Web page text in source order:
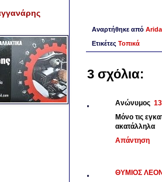
Αναρτήθηκε από
Ετικέτες Τοπικά
3 σχόλια:
Ανώνυμος
Μόνο τις
ακατάλληλα
Απάντηση
ΘΥΜΙΟΣ